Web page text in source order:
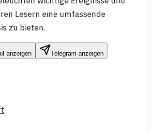
Lesern eine umfassende
zu bieten.
anzeigen Telegram anzeigen